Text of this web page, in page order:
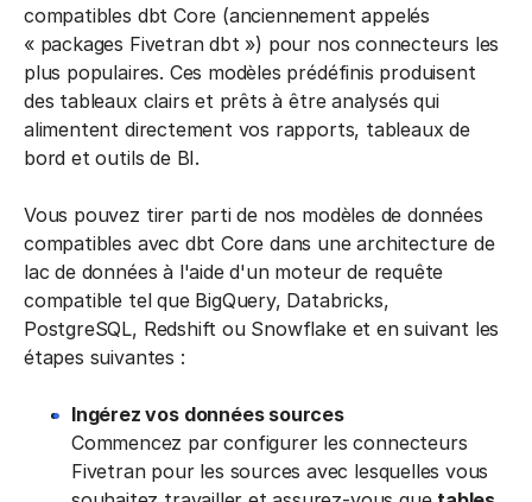
compatibles dbt Core (anciennement appelés
« packages Fivetran dbt ») pour nos connecteurs les
plus populaires. Ces modèles prédéfinis produisent
des tableaux clairs et prêts à être analysés qui
alimentent directement vos rapports, tableaux de
bord et outils de BI.
Vous pouvez tirer parti de nos modèles de données
compatibles avec dbt Core dans une architecture de
lac de données à l'aide d'un moteur de requête
compatible tel que BigQuery, Databricks,
PostgreSQL, Redshift ou Snowflake et en suivant les
étapes suivantes :
Ingérez vos données sources
Commencez par configurer les connecteurs
Fivetran pour les sources avec lesquelles vous